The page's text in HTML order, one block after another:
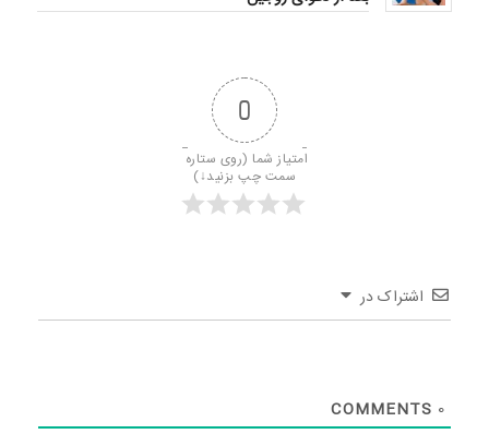
0
امتیاز شما (روی ستاره
سمت چپ بزنید↓)
اشتراک در
0